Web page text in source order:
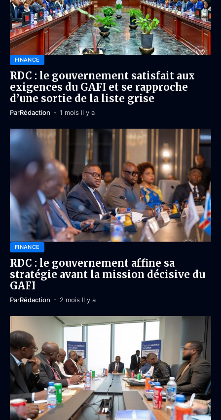
FINANCE
RDC : le gouvernement satisfait aux
exigences du GAFI et se rapproche
d’une sortie de la liste grise
ParRédaction 1 mois Il y a
FINANCE
RDC : le gouvernement affine sa
stratégie avant la mission décisive du
GAFI
ParRédaction 2 mois Il y a